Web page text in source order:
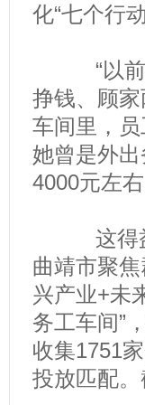
化“七个行
“以前总
挣钱、顾
车间里，
她曾是外
4000元左右
这得益
曲靖市聚焦
兴产业+未
务工车间”
收集1751
投放匹配